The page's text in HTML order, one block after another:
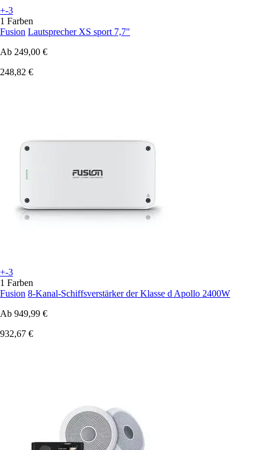
+-3
1 Farben
Fusion Lautsprecher XS sport 7,7"
Ab 249,00 €
248,82 €
+-3
1 Farben
Fusion 8-Kanal-Schiffsverstärker der Klasse d Apollo 2400W
Ab 949,99 €
932,67 €